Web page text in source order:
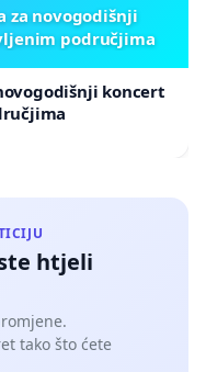
za novogodišnji
područjima
koncert
htjeli
tako što ćete